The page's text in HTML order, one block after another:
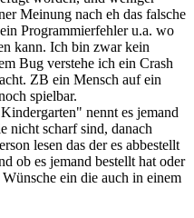
Meinung nach eh das falsche
Programmierfehler u.a. wo
kann. Ich bin zwar kein
Bug verstehe ich ein Crash
ZB ein Mensch auf ein
spielbar.
nennt es jemand
nicht scharf sind, danach
lesen das der es abbestellt
ob es jemand bestellt hat oder
ein die auch in einem